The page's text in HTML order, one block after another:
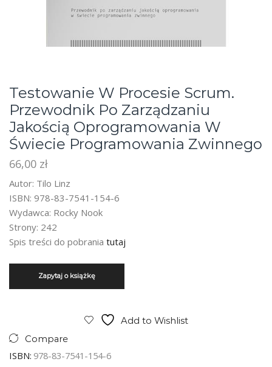
Testowanie W Procesie Scrum.
Przewodnik Po Zarządzaniu
Jakością Oprogramowania W
Świecie Programowania Zwinnego
66,00 zł
Autor: Tilo Linz
ISBN: 978-83-7541-154-6
Wydawca: Rocky Nook
Strony: 242
Spis treści do pobrania tutaj
Add to Wishlist
Compare
ISBN: 978-83-7541-154-6